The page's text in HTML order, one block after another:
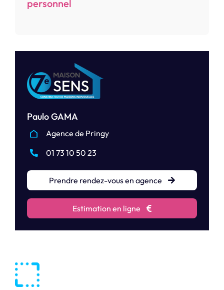
personnel
Paulo GAMA
Agence de Pringy
01 73 10 50 23
Prendre rendez-vous en agence
Estimation en ligne